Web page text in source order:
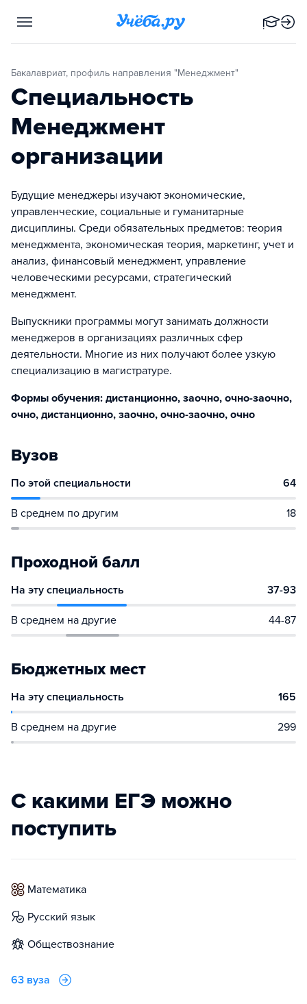
Бакалавриат, профиль направления "Менеджмент"
Специальность
Менеджмент
организации
Будущие менеджеры изучают экономические,
управленческие, социальные и гуманитарные
дисциплины. Среди обязательных предметов: теория
менеджмента, экономическая теория, маркетинг, учет и
анализ, финансовый менеджмент, управление
человеческими ресурсами, стратегический
менеджмент.
Выпускники программы могут занимать должности
менеджеров в организациях различных сфер
деятельности. Многие из них получают более узкую
специализацию в магистратуре.
Формы обучения: дистанционно, заочно, очно-заочно,
очно, дистанционно, заочно, очно-заочно, очно
Вузов
По этой специальности 64
В среднем по другим 18
Проходной балл
На эту специальность 37-93
В среднем на другие 44-87
Бюджетных мест
На эту специальность 165
В среднем на другие 299
С какими ЕГЭ можно
поступить
математика
русский язык
обществознание
63 вуза